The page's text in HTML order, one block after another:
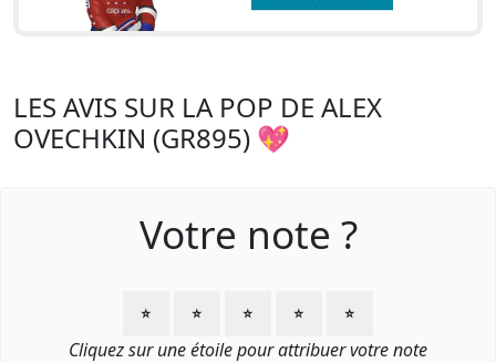
LES AVIS SUR LA POP DE ALEX
OVECHKIN (GR895) 💖
Votre note ?
⭐ ⭐ ⭐ ⭐ ⭐
Cliquez sur une étoile pour attribuer votre note